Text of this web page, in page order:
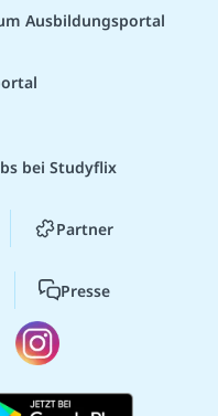
Ausbildungsportal
bei Studyflix
Partner
Presse